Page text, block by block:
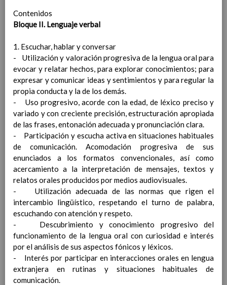
Normas especÃ­ficas para el funcionamiento
Medidas especÃ­ficas para promover la
convivencia en el centro, fomentando el
diÃ¡logo, la corresponsabilidad y la cultura
de paz
Medidas a aplicar en el centro para prevenir,
detectar, mediar y resolver los conflictos que
pudieran plantearse, entre los que se
incluirÃ¡n los compromisos de convivencia
Funciones de los delegados y de las
delegadas del alumnado en la mediaciÃ³n
para la resoluciÃ³n pacÃ­fica de los conflictos
entre el alumnado
Procedimiento de elecciÃ³n y funciones del
delegado o delegada de los padres y madres
del alumnado
ProgramaciÃ³n de las necesidades de
formaciÃ³n de la Comunidad Educativa en
esta materia
Estrategias para realizar la difusiÃ³n, el
seguimiento y la evaluaciÃ³n del Plan de
Convivencia
Contenidos
Bloque II. Lenguaje verbal
1. Escuchar, hablar y conversar
- Utilización y valoración progresiva de la lengua oral para
evocar y relatar hechos, para explorar conocimientos; para
expresar y comunicar ideas y sentimientos y para regular la
propia conducta y la de los demás.
- Uso progresivo, acorde con la edad, de léxico preciso y
variado y con creciente precisión, estructuración apropiada
de las frases, entonación adecuada y pronunciación clara.
- Participación y escucha activa en situaciones habituales
de comunicación. Acomodación progresiva de sus
enunciados a los formatos convencionales, así como
acercamiento a la interpretación de mensajes, textos y
relatos orales producidos por medios audiovisuales.
- Utilización adecuada de las normas que rigen el
intercambio lingüístico, respetando el turno de palabra,
escuchando con atención y respeto.
- Descubrimiento y conocimiento progresivo del
funcionamiento de la lengua oral con curiosidad e interés
por el análisis de sus aspectos fónicos y léxicos.
- Interés por participar en interacciones orales en lengua
extranjera en rutinas y situaciones habituales de
comunicación.